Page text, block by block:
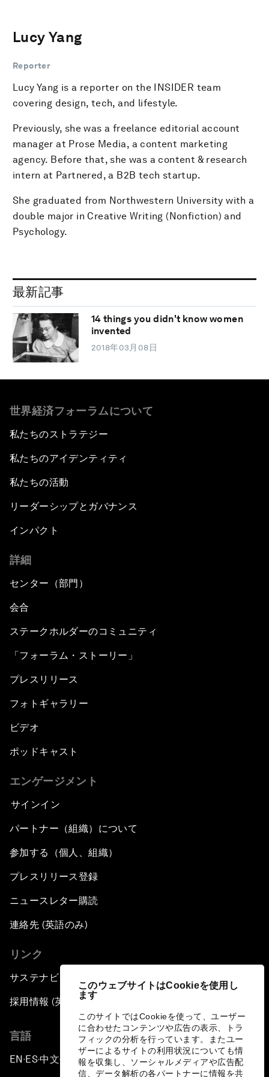
このウェブサイトはCookieを使用し
ます
このサイトではCookieを使って、ユーザー
に合わせたコンテンツや広告の表示、トラ
フィックの分析を行っています。またユー
ザーによるサイトの利用状況についても情
報を収集し、ソーシャルメディアや広告配
信、データ解析の各パートナーに情報を共
Lucy Yang
Reporter
Lucy Yang is a reporter on the INSIDER team
covering design, tech, and lifestyle.
Previously, she was a freelance editorial account
manager at Prose Media, a content marketing
agency. Before that, she was a content & research
intern at Partnered, a B2B tech startup.
She graduated from Northwestern University with a
double major in Creative Writing (Nonfiction) and
Psychology.
最新記事
14 things you didn't know women
invented
2018年03月08日
世界経済フォーラムについて
私たちのストラテジー
私たちのアイデンティティ
私たちの活動
リーダーシップとガバナンス
インパクト
詳細
センター（部門）
会合
ステークホルダーのコミュニティ
「フォーラム・ストーリー」
プレスリリース
フォトギャラリー
ビデオ
ポッドキャスト
エンゲージメント
サインイン
パートナー（組織）について
参加する（個人、組織）
プレスリリース登録
ニュースレター購読
連絡先 (英語のみ)
リンク
サステナビリティへの取り組み
採用情報 (英語のみ)
言語
EN ▪ES▪中文▪ 日本語